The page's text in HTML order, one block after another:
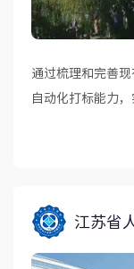
通过梳理和完善
自动化打标能力
江苏省